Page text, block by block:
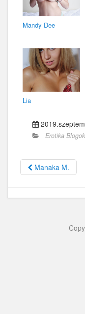
Mandy Dee
Lia
Erotika Blogok
Manaka M.